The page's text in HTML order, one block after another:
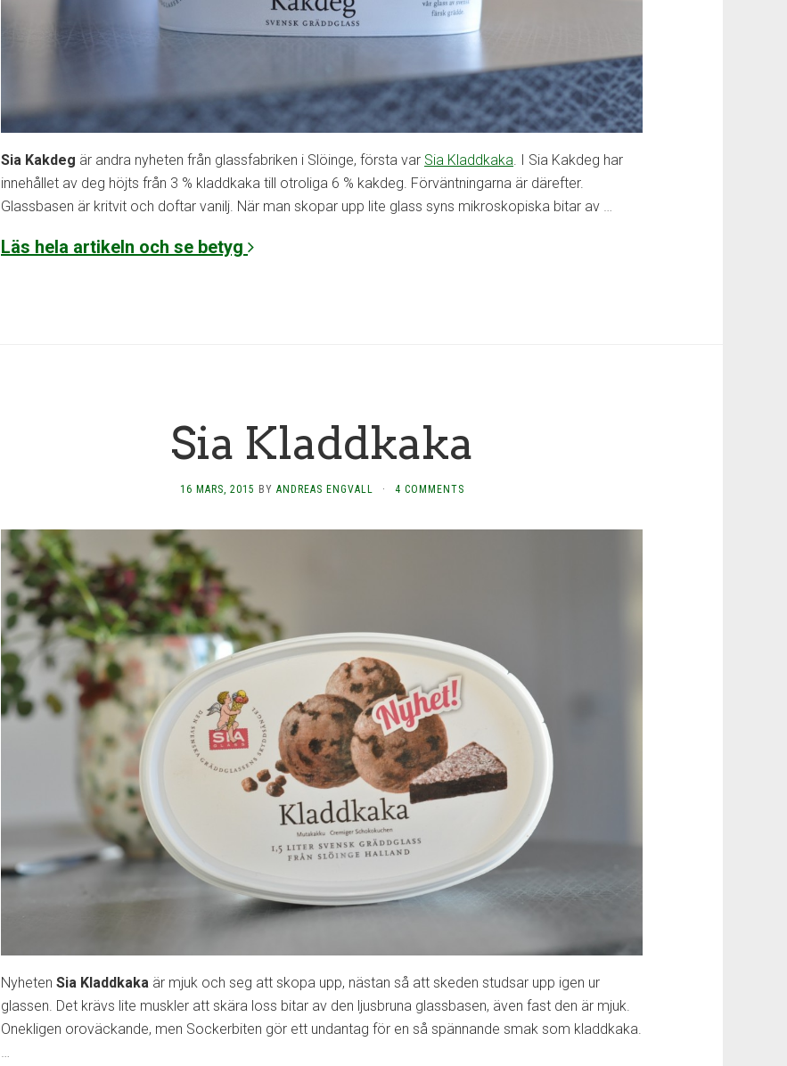
Sia Kakdeg är andra nyheten från glassfabriken i Slöinge, första var Sia Kladdkaka. I Sia Kakdeg har
innehållet av deg höjts från 3 % kladdkaka till otroliga 6 % kakdeg. Förväntningarna är därefter.
Glassbasen är kritvit och doftar vanilj. När man skopar upp lite glass syns mikroskopiska bitar av …
Läs hela artikeln och se betyg
Sia Kladdkaka
16 MARS, 2015 BY ANDREAS ENGVALL · 4 COMMENTS
Nyheten Sia Kladdkaka är mjuk och seg att skopa upp, nästan så att skeden studsar upp igen ur
glassen. Det krävs lite muskler att skära loss bitar av den ljusbruna glassbasen, även fast den är mjuk.
Onekligen oroväckande, men Sockerbiten gör ett undantag för en så spännande smak som kladdkaka.
…